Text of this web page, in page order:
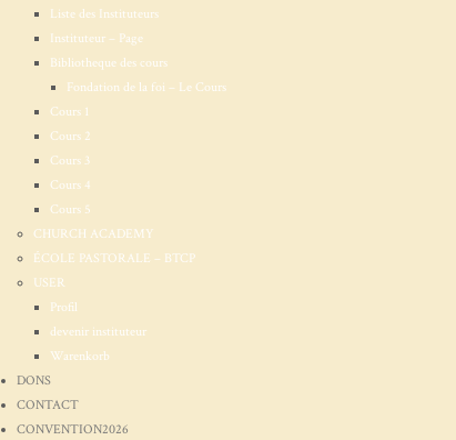
Liste des Instituteurs
Instituteur – Page
Bibliotheque des cours
Fondation de la foi – Le Cours
Cours 1
Cours 2
Cours 3
Cours 4
Cours 5
CHURCH ACADEMY
ÉCOLE PASTORALE – BTCP
USER
Profil
devenir instituteur
Warenkorb
DONS
CONTACT
CONVENTION2026